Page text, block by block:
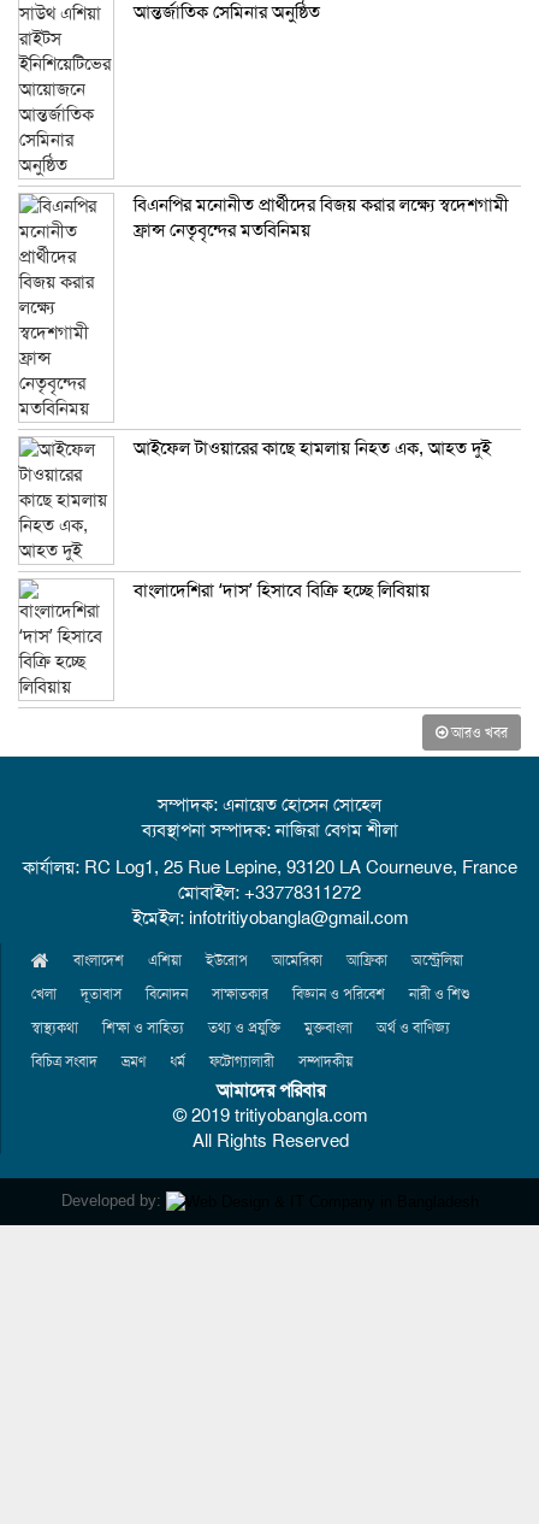
আন্তর্জাতিক সেমিনার অনুষ্ঠিত
বিএনপির মনোনীত প্রার্থীদের বিজয় করার লক্ষ্যে স্বদেশগামী
ফ্রান্স নেতৃবৃন্দের মতবিনিময়
আইফেল টাওয়ারের কাছে হামলায় নিহত এক, আহত দুই
বাংলাদেশিরা ‘দাস’ হিসাবে বিক্রি হচ্ছে লিবিয়ায়
আরও খবর
সম্পাদক: এনায়েত হোসেন সোহেল
ব্যবস্থাপনা সম্পাদক: নাজিরা বেগম শীলা
কার্যালয়: RC Log1, 25 Rue Lepine, 93120 LA Courneuve, France
মোবাইল: +33778311272
ইমেইল: infotritiyobangla@gmail.com
বাংলাদেশ এশিয়া ইউরোপ আমেরিকা আফ্রিকা
অস্ট্রেলিয়া
খেলা
দূতাবাস বিনোদন সাক্ষাতকার বিজ্ঞান ও পরিবেশ
নারী ও শিশু
স্বাস্থ্যকথা
শিক্ষা ও সাহিত্য তথ্য ও প্রযুক্তি মুক্তবাংলা
অর্থ ও বাণিজ্য
বিচিত্র সংবাদ
ভ্রমণ ধর্ম ফটোগ্যালারী সম্পাদকীয়
আমাদের পরিবার
© 2019 tritiyobangla.com
All Rights Reserved
Developed by: